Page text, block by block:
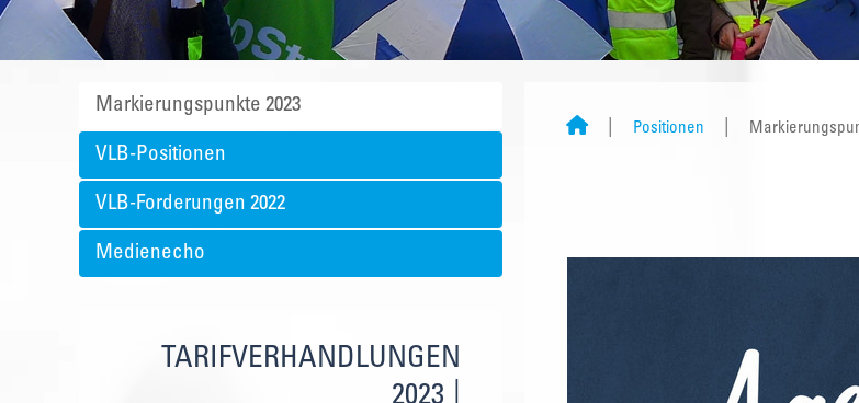
Markierungspunkte 2023
VLB-Positionen
VLB-Forderungen 2022
Medienecho
TARIFVERHANDLUNGEN
2023
Positionen